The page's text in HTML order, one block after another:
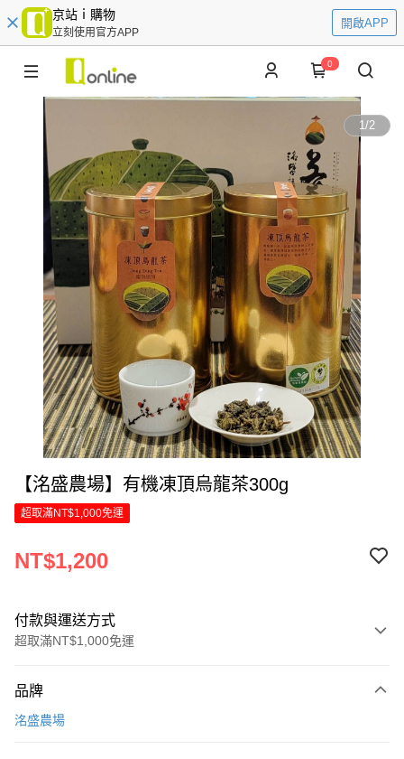
京站ｉ購物
立刻使用官方APP
開啟APP
0
1/2
【洺盛農場】有機凍頂烏龍茶300g
超取滿NT$1,000免運
NT$1,200
付款與運送方式
超取滿NT$1,000免運
信用卡一次付款
品牌
洺盛農場